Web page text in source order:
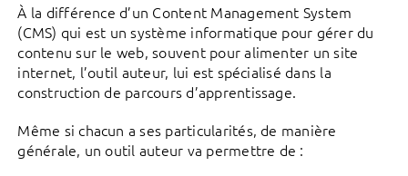
À la différence d’un Content Management System
(CMS) qui est un système informatique pour gérer du
contenu sur le web, souvent pour alimenter un site
internet, l’outil auteur, lui est spécialisé dans la
construction de parcours d’apprentissage.
Même si chacun a ses particularités, de manière
générale, un outil auteur va permettre de :